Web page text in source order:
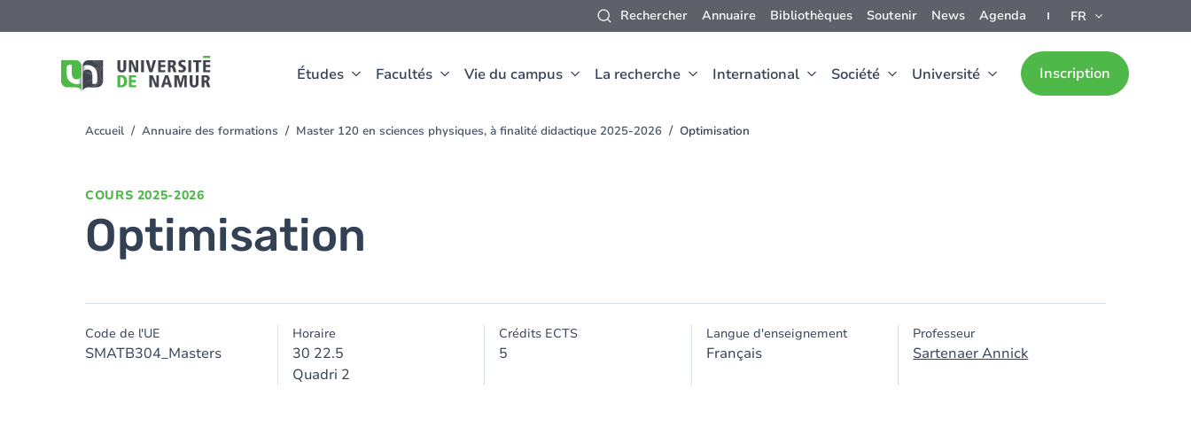
Rechercher Annuaire Bibliothèques Soutenir News Agenda FR
Études Facultés Vie du campus La recherche International Société Université Inscription
au
You
Accueil Annuaire des formations Master 120 en sciences physiques, à finalité didactique 2025-2026 Optimisation
COURS 2025-2026
Optimisation
Code de l'UE
SMATB304_Masters
Horaire
30 22.5
Quadri 2
Crédits ECTS
5
Langue d'enseignement
Français
Professeur
Sartenaer Annick